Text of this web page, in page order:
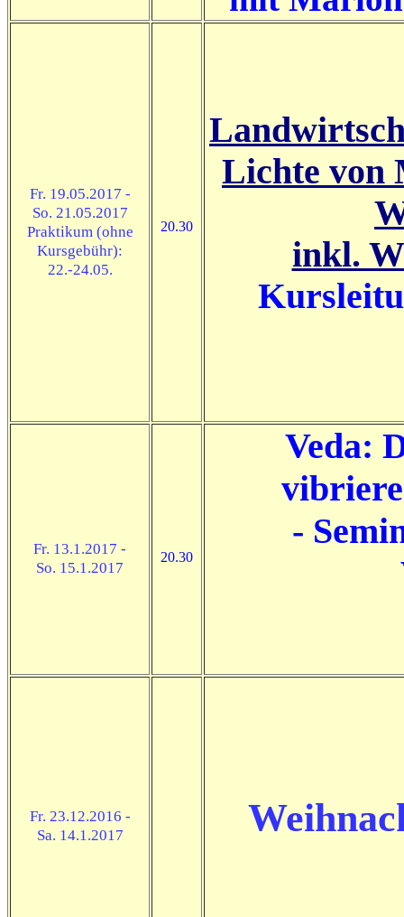
Fr. 19.05.2017 -
So. 21.05.2017
Praktikum (ohne
Kursgebühr):
22.-24.05.
20.30
Lichte von
inkl.
Fr. 13.1.2017 -
So. 15.1.2017
20.30
Veda:
-
Fr. 23.12.2016 -
Sa. 14.1.2017